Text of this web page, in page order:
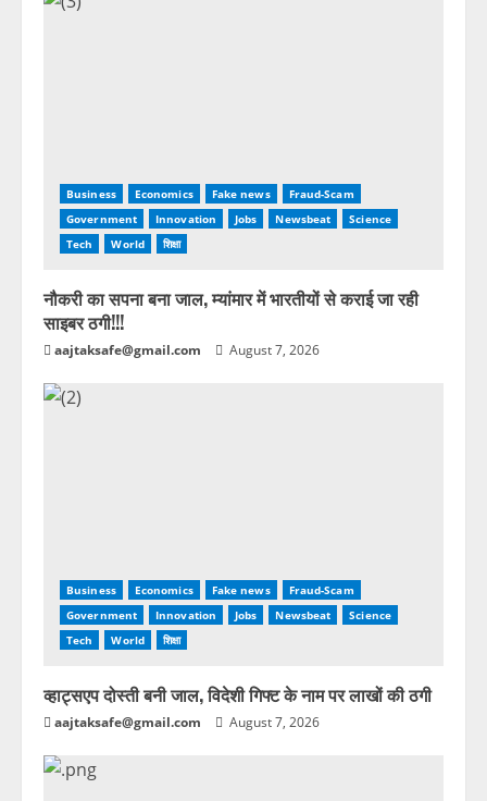
Business Economics Fake news
Fraud-Scam
Government
Innovation Jobs Newsbeat
Science
Tech
World शिक्षा
नौकरी का सपना बना जाल, म्यांमार में भारतीयों से कराई जा रही
साइबर ठगी!!!
aajtaksafe@gmail.com August 7, 2026
Business Economics Fake news
Fraud-Scam
Government
Innovation Jobs Newsbeat
Science
Tech
World शिक्षा
व्हाट्सएप दोस्ती बनी जाल, विदेशी गिफ्ट के नाम पर लाखों की ठगी
aajtaksafe@gmail.com August 7, 2026